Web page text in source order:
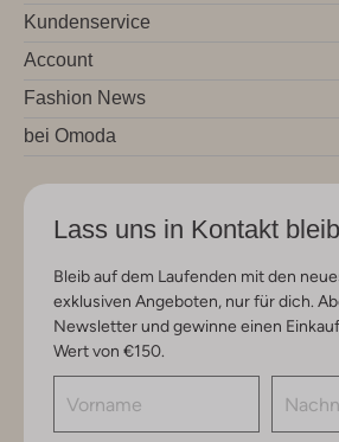
Kundenservice
Account
Fashion News
bei Omoda
Lass uns in Kontakt
Bleib auf dem Laufenden mit den
exklusiven Angeboten, nur für dich.
Newsletter und gewinne einen
Wert von €150.